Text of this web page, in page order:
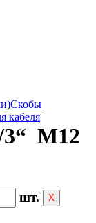
Скобы
кабеля
М12
шт. Х